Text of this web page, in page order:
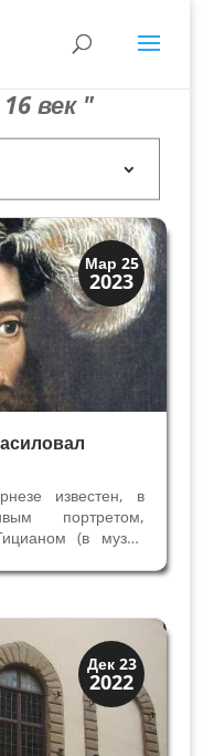
век "
Мар 25
2023
известен, в
портретом,
(в музее
и в Европе как
Дек 23
2022